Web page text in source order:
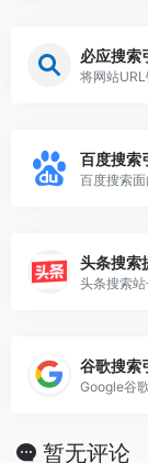
必应搜索
将网站
百度搜索
头条搜索
头条搜索
谷歌搜索
Google谷
暂无评论